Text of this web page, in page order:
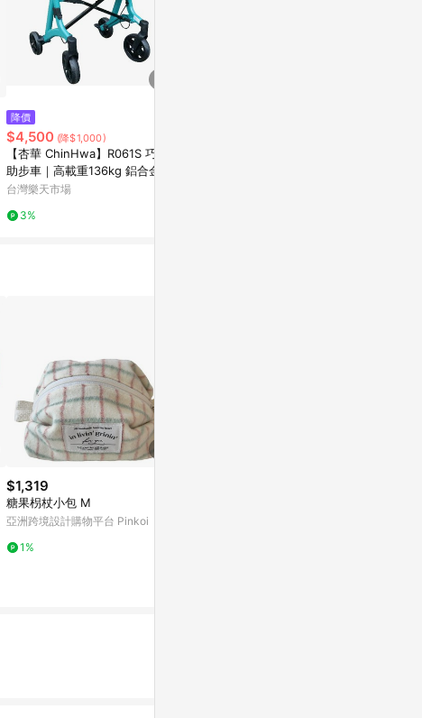
降價
$4,500 (降$1,000)
【杏華 ChinHwa】R061S 巧敏
助步車｜高載重136kg 鋁合金摺
疊 輕便型四輪復健車
台灣樂天市場
3%
$1,319
糖果枴杖小包 M
亞洲跨境設計購物平台 Pinkoi
1%